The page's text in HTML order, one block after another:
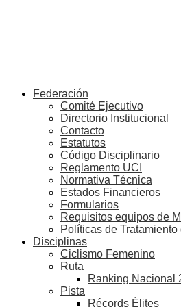
Federación
Comité Ejecutivo
Directorio Institucional
Contacto
Estatutos
Código Disciplinario
Reglamento UCI
Normativa Técnica
Estados Financieros
Formularios
Requisitos equipos de
Políticas de
Disciplinas
Ciclismo Femenino
Ruta
Ranking Nacional
Pista
Récords Élites